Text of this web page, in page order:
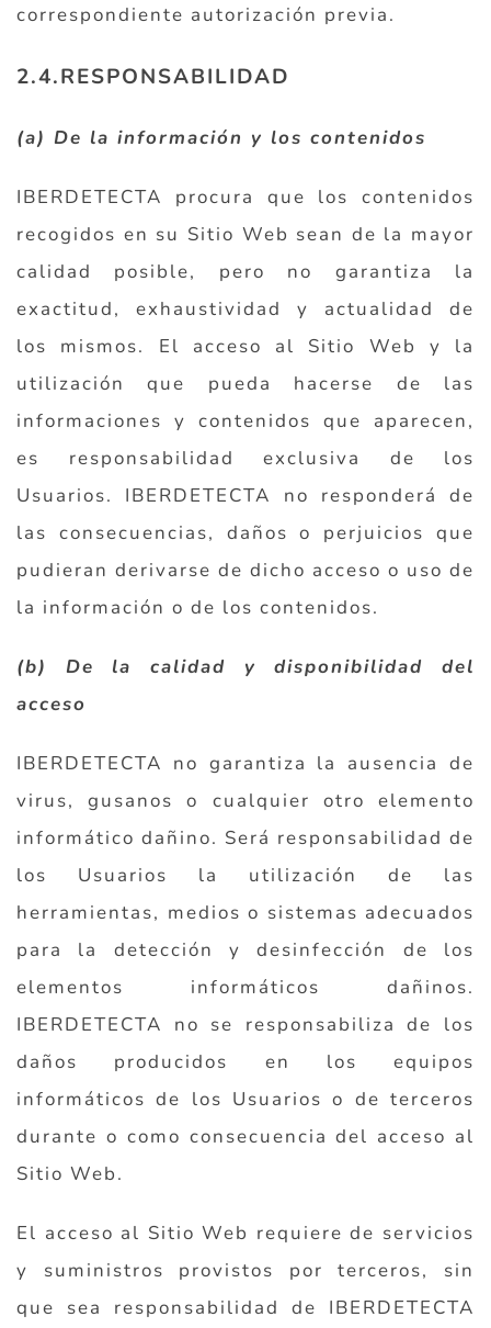
correspondiente autorización previa.
2.4.RESPONSABILIDAD
(a) De la información y los contenidos
IBERDETECTA procura que los contenidos
recogidos en su Sitio Web sean de la mayor
calidad posible, pero no garantiza la
exactitud, exhaustividad y actualidad de
los mismos. El acceso al Sitio Web y la
utilización que pueda hacerse de las
informaciones y contenidos que aparecen,
es responsabilidad exclusiva de los
Usuarios. IBERDETECTA no responderá de
las consecuencias, daños o perjuicios que
pudieran derivarse de dicho acceso o uso de
la información o de los contenidos.
(b) De la calidad y disponibilidad del
acceso
IBERDETECTA no garantiza la ausencia de
virus, gusanos o cualquier otro elemento
informático dañino. Será responsabilidad de
los Usuarios la utilización de las
herramientas, medios o sistemas adecuados
para la detección y desinfección de los
elementos informáticos dañinos.
IBERDETECTA no se responsabiliza de los
daños producidos en los equipos
informáticos de los Usuarios o de terceros
durante o como consecuencia del acceso al
Sitio Web.
El acceso al Sitio Web requiere de servicios
y suministros provistos por terceros, sin
que sea responsabilidad de IBERDETECTA